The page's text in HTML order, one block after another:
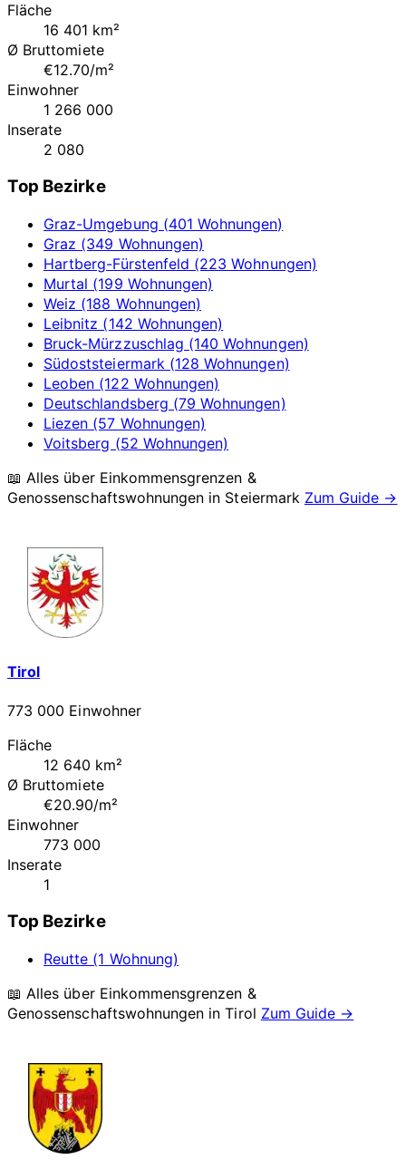
Fläche
16 401 km²
Ø Bruttomiete
€12.70/m²
Einwohner
1 266 000
Inserate
2 080
Top Bezirke
Graz-Umgebung (401 Wohnungen)
Graz (349 Wohnungen)
Hartberg-Fürstenfeld (223 Wohnungen)
Murtal (199 Wohnungen)
Weiz (188 Wohnungen)
Leibnitz (142 Wohnungen)
Bruck-Mürzzuschlag (140 Wohnungen)
Südoststeiermark (128 Wohnungen)
Leoben (122 Wohnungen)
Deutschlandsberg (79 Wohnungen)
Liezen (57 Wohnungen)
Voitsberg (52 Wohnungen)
📖 Alles über Einkommensgrenzen &
Genossenschaftswohnungen in Steiermark Zum Guide →
Tirol
773 000 Einwohner
Fläche
12 640 km²
Ø Bruttomiete
€20.90/m²
Einwohner
773 000
Inserate
1
Top Bezirke
Reutte (1 Wohnung)
📖 Alles über Einkommensgrenzen &
Genossenschaftswohnungen inTirol Zum Guide →